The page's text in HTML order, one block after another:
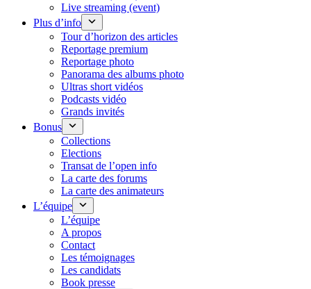
Live streaming (event)
Plus d’info
Tour d’horizon des articles
Reportage premium
Reportage photo
Panorama des albums photo
Ultras short vidéos
Podcasts vidéo
Grands invités
Bonus
Collections
Elections
Transat de l’open info
La carte des forums
La carte des animateurs
L’équipe
L’équipe
A propos
Contact
Les témoignages
Les candidats
Book presse